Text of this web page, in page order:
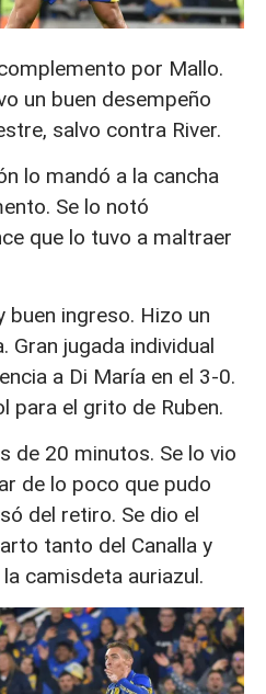
por Mallo.
un buen desempeño
salvo contra River.
lo mandó a la cancha
Se lo notó
que lo tuvo a maltraer
buen ingreso. Hizo un
Gran jugada individual
a Di María en el 3-0.
para el grito de Ruben.
de 20 minutos. Se lo vio
de lo poco que pudo
del retiro. Se dio el
tanto del Canalla y
camisdeta auriazul.